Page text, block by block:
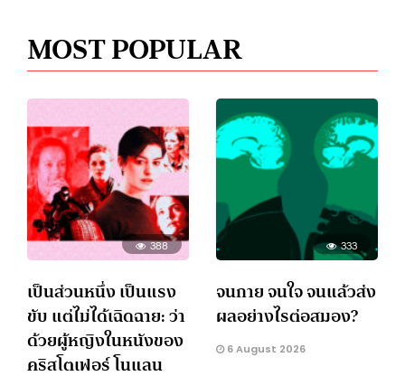
MOST POPULAR
388
เป็นส่วนหนึ่ง เป็นแรง
ขับ แต่ไม่ได้เฉิดฉาย: ว่า
ด้วยผู้หญิงในหนังของ
คริสโตเฟอร์ โนแลน
333
จนกาย จนใจ จนแล้วส่ง
ผลอย่างไรต่อสมอง?
6 August 2026